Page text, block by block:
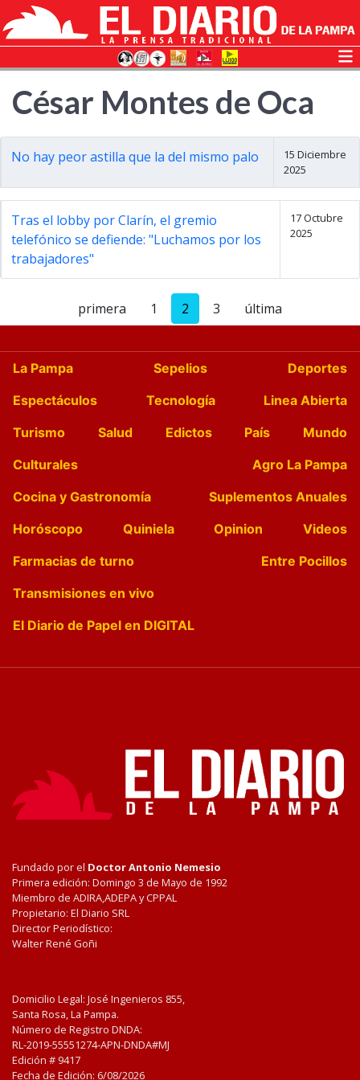
César Montes de Oca
No hay peor astilla que la del mismo palo
15 Diciembre
2025
Tras el lobby por Clarín, el gremio
telefónico se defiende: "Luchamos por los
trabajadores"
17 Octubre
2025
primera 1 2 3 última
La Pampa Sepelios
Deportes
Espectáculos
Tecnología
Linea Abierta
Turismo
Salud Edictos País
Mundo
Culturales
Agro La Pampa
Cocina y Gastronomía
Suplementos Anuales
Horóscopo
Quiniela Opinion
Videos
Farmacias de turno
Entre Pocillos
Transmisiones en vivo
El Diario de Papel en DIGITAL
Fundado por el Doctor Antonio Nemesio
Primera edición: Domingo 3 de Mayo de 1992
Miembro de ADIRA,ADEPA y CPPAL
Propietario: El Diario SRL
Director Periodístico:
Walter René Goñi
Domicilio Legal: José Ingenieros 855,
Santa Rosa, La Pampa.
Número de Registro DNDA:
RL-2019-55551274-APN-DNDA#MJ
Edición # 9417
Fecha de Edición: 6/08/2026